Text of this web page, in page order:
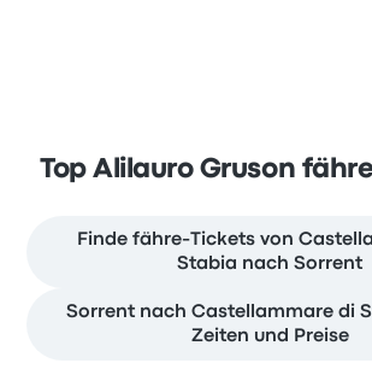
Top Alilauro Gruson
Finde fähre-Tickets von
Stabia nach Sorrent
Sorrent nach Castellammare di
Zeiten und Preise